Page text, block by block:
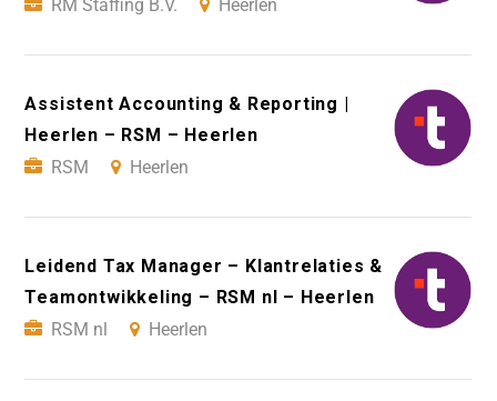
RM Staffing B.V.
Heerlen
Assistent Accounting & Reporting |
Heerlen – RSM – Heerlen
RSM
Heerlen
Leidend Tax Manager – Klantrelaties &
Teamontwikkeling – RSM nl – Heerlen
RSM nl
Heerlen